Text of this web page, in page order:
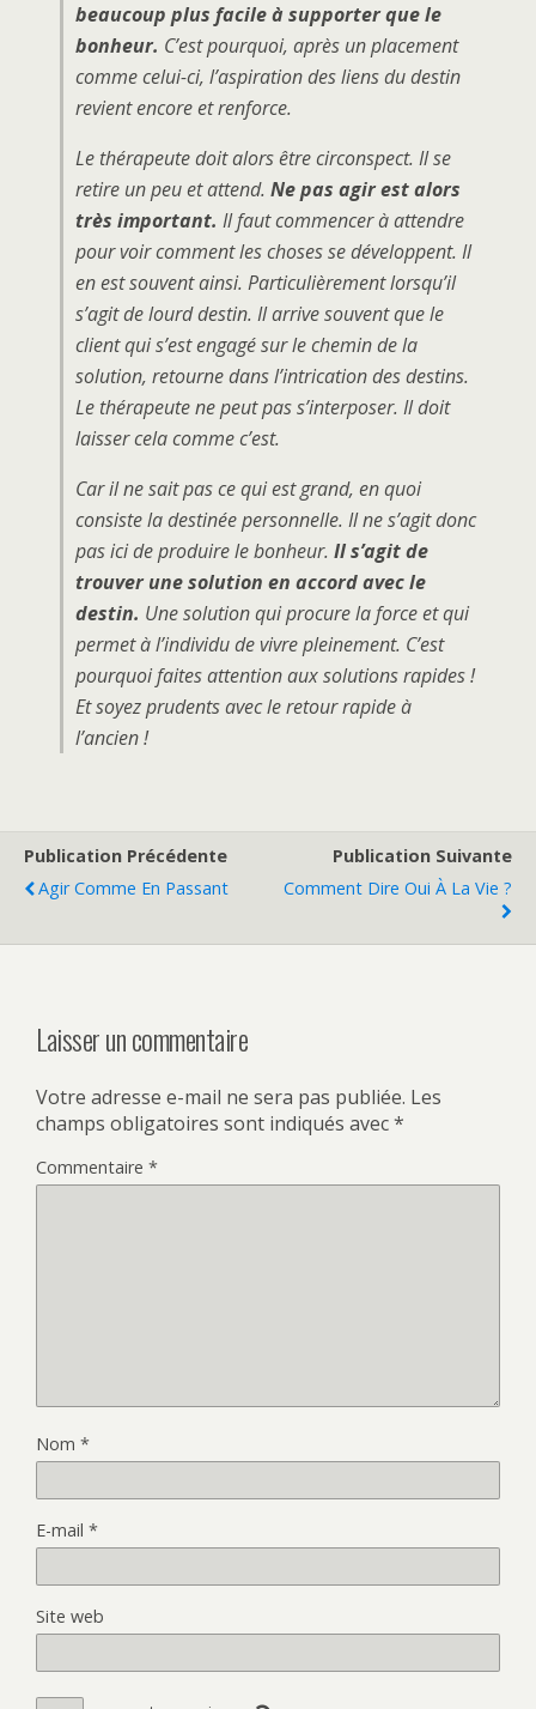
beaucoup plus facile à supporter que le
bonheur. C’est pourquoi, après un placement
comme celui-ci, l’aspiration des liens du destin
revient encore et renforce.
Le thérapeute doit alors être circonspect. Il se
retire un peu et attend. Ne pas agir est alors
très important. Il faut commencer à attendre
pour voir comment les choses se développent. Il
en est souvent ainsi. Particulièrement lorsqu’il
s’agit de lourd destin. Il arrive souvent que le
client qui s’est engagé sur le chemin de la
solution, retourne dans l’intrication des destins.
Le thérapeute ne peut pas s’interposer. Il doit
laisser cela comme c’est.
Car il ne sait pas ce qui est grand, en quoi
consiste la destinée personnelle. Il ne s’agit donc
pas ici de produire le bonheur. Il s’agit de
trouver une solution en accord avec le
destin. Une solution qui procure la force et qui
permet à l’individu de vivre pleinement. C’est
pourquoi faites attention aux solutions rapides !
Et soyez prudents avec le retour rapide à
l’ancien !
Publication Précédente
Agir Comme En Passant
Publication Suivante
Comment Dire Oui À La Vie ?
Laisser un commentaire
Votre adresse e-mail ne sera pas publiée. Les
champs obligatoires sont indiqués avec*
Commentaire *
Nom *
E-mail *
Site web